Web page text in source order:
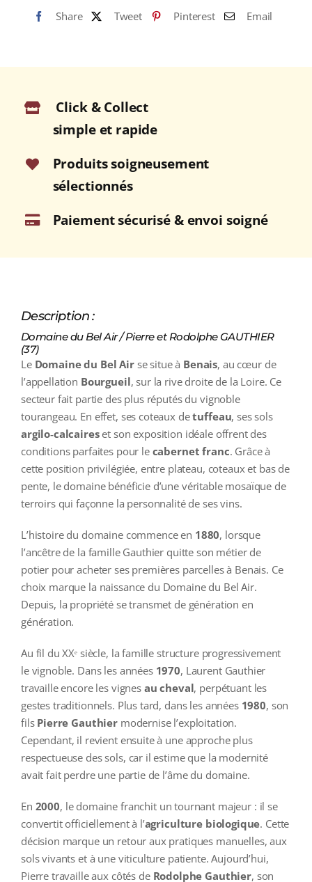
Share
Tweet Pinterest Email
Click & Collect
simple et rapide
Produits soigneusement
sélectionnés
Paiement sécurisé & envoi soigné
Description :
Domaine du Bel Air / Pierre et Rodolphe GAUTHIER
(37)
Le Domaine du Bel Airse situe à Benais, au cœur de
l’appellation Bourgueil, sur la rive droite de la Loire. Ce
secteur fait partie des plus réputés du vignoble
tourangeau. En effet, ses coteaux detuffeau, ses sols
argilo‑calcaireset son exposition idéale offrent des
conditions parfaites pour le cabernet franc. Grâce à
cette position privilégiée, entre plateau, coteaux et bas de
pente, le domaine bénéficie d’une véritable mosaïque de
terroirs qui façonne la personnalité de ses vins.
L’histoire du domaine commence en 1880, lorsque
l’ancêtre de la famille Gauthier quitte son métier de
potier pour acheter ses premières parcelles à Benais. Ce
choix marque la naissance du Domaine du Bel Air.
Depuis, la propriété se transmet de génération en
génération.
Au fil du XXᵉ siècle, la famille structure progressivement
le vignoble. Dans les années 1970, Laurent Gauthier
travaille encore les vignes au cheval, perpétuant les
gestes traditionnels. Plus tard, dans les années 1980, son
fils Pierre Gauthiermodernise l’exploitation.
Cependant, il revient ensuite à une approche plus
respectueuse des sols, car il estime que la modernité
avait fait perdre une partie de l’âme du domaine.
En 2000, le domaine franchit un tournant majeur : il se
convertit officiellement à l’agriculture biologique. Cette
décision marque un retour aux pratiques manuelles, aux
sols vivants et à une viticulture patiente. Aujourd’hui,
Pierre travaille aux côtés de Rodolphe Gauthier, son